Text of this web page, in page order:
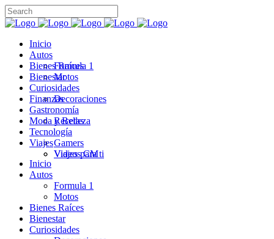
Inicio
Autos
Formula 1
Motos
Bienes Raíces
Bienestar
Curiosidades
Decoraciones
Finanzas
Gastronomía
Recetas
Moda y Belleza
Tecnología
Gamers
Videos CM
Viajes
Viajes para ti
Inicio
Autos
Formula 1
Motos
Bienes Raíces
Bienestar
Curiosidades